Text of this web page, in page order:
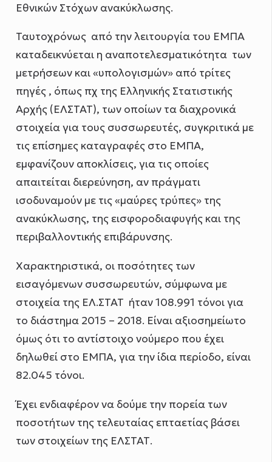
Εθνικών Στόχων ανακύκλωσης.
Ταυτοχρόνως από την λειτουργία του ΕΜΠΑ
καταδεικνύεται η αναποτελεσματικότητα των
μετρήσεων και «υπολογισμών» από τρίτες
πηγές , όπως πχ της Ελληνικής Στατιστικής
Αρχής (ΕΛΣΤΑΤ), των οποίων τα διαχρονικά
στοιχεία για τους συσσωρευτές, συγκριτικά με
τις επίσημες καταγραφές στο ΕΜΠΑ,
εμφανίζουν αποκλίσεις, για τις οποίες
απαιτείται διερεύνηση, αν πράγματι
ισοδυναμούν με τις «μαύρες τρύπες» της
ανακύκλωσης, της εισφοροδιαφυγής και της
περιβαλλοντικής επιβάρυνσης.
Χαρακτηριστικά, οι ποσότητες των
εισαγόμενων συσσωρευτών, σύμφωνα με
στοιχεία της ΕΛ.ΣΤΑΤ ήταν 108.991 τόνοι για
το διάστημα 2015 – 2018. Είναι αξιοσημείωτο
όμως ότι το αντίστοιχο νούμερο που έχει
δηλωθεί στο ΕΜΠΑ, για την ίδια περίοδο, είναι
82.045 τόνοι.
Έχει ενδιαφέρον να δούμε την πορεία των
ποσοτήτων της τελευταίας επταετίας βάσει
των στοιχείων της ΕΛΣΤΑΤ.